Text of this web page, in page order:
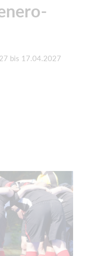
bis 17.04.2027